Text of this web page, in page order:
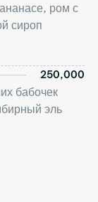
ром с
сироп
250,000
бабочек
эль